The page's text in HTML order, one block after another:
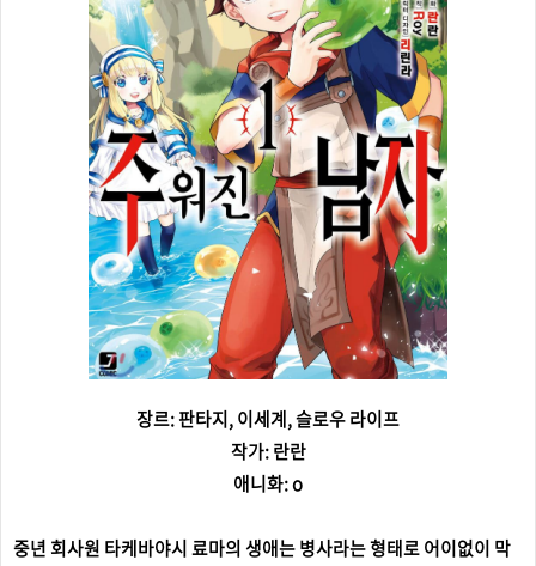
장르: 판타지, 이세계, 슬로우 라이프
작가: 란란
애니화: o
중년 회사원 타케바야시 료마의 생애는 병사라는 형태로 어이없이 막